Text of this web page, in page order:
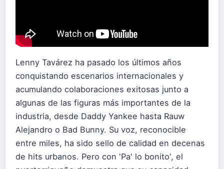
Lenny Tavárez ha pasado los últimos años
conquistando escenarios internacionales y
acumulando colaboraciones exitosas junto a
algunas de las figuras más importantes de la
industria, desde Daddy Yankee hasta Rauw
Alejandro o Bad Bunny. Su voz, reconocible
entre miles, ha sido sello de calidad en decenas
de hits urbanos. Pero con 'Pa' lo bonito', el